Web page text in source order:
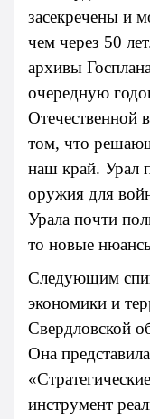
засекречены и
чем через 50
архивы
очередную
Отечественной
том, что
наш край. Урал
оружия для
Урала почти
то новые
Следующим
экономики и
Свердловской
Она
инструмент